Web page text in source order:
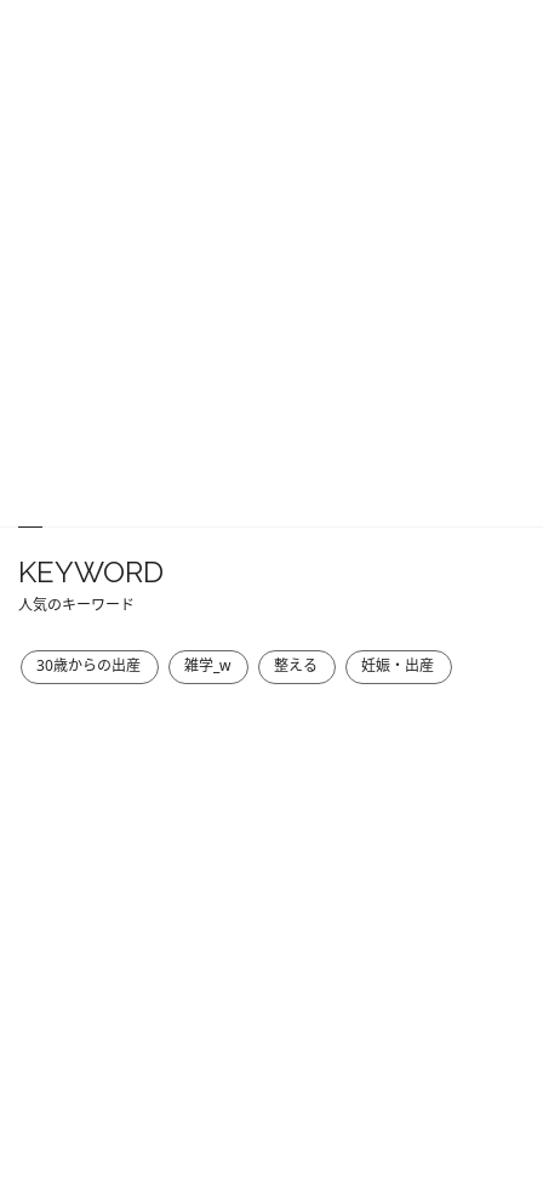
KEYWORD
人気のキーワード
30歳からの出産 雑学_w 整える 妊娠・出産